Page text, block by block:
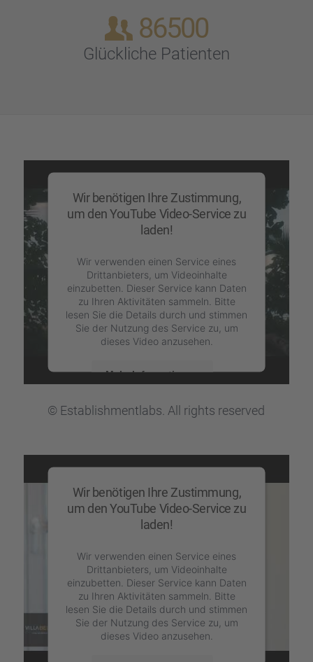
86500
Glück­li­che Patien­ten
Wir benötigen Ihre Zustimmung,
um den YouTube Video-Service zu
laden!
Wir verwenden einen Service eines
Drittanbieters, um Videoinhalte
einzubetten. Dieser Service kann Daten
zu Ihren Aktivitäten sammeln. Bitte
lesen Sie die Details durch und stimmen
Sie der Nutzung des Service zu, um
dieses Video anzusehen.
Mehr Informationen
Akzeptieren
© Estab­lish­m­entlabs. All rights reser­ved
Wir benötigen Ihre Zustimmung,
um den YouTube Video-Service zu
laden!
Wir verwenden einen Service eines
Drittanbieters, um Videoinhalte
einzubetten. Dieser Service kann Daten
zu Ihren Aktivitäten sammeln. Bitte
lesen Sie die Details durch und stimmen
Sie der Nutzung des Service zu, um
dieses Video anzusehen.